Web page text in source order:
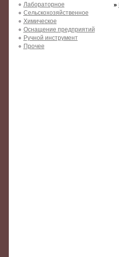
Лабораторное
Сельскохозяйственное
Химическое
Оснащение предприятий
Ручной инструмент
Прочее
»